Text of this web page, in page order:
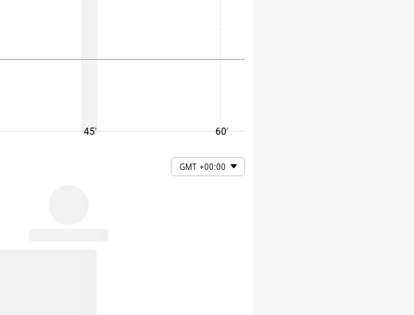
45' 60'
GMT +00:00